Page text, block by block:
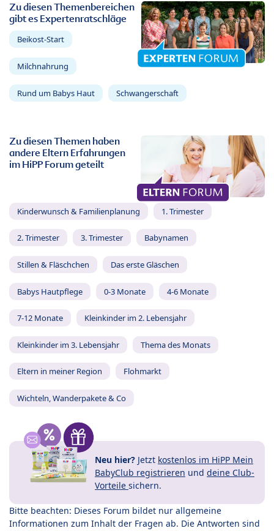
Zu diesen Themenbereichen
gibt es Expertenratschläge
Beikost-Start
Milchnahrung
Rund um Babys Haut Schwangerschaft
Zu diesen Themen haben
andere Eltern Erfahrungen
im HiPP Forum geteilt
Kinderwunsch & Familienplanung 1. Trimester
2. Trimester 3. Trimester Babynamen
Stillen & Fläschchen Das erste Gläschen
Babys Hautpflege 0-3 Monate 4-6 Monate
7-12 Monate Kleinkinder im 2. Lebensjahr
Kleinkinder im 3. Lebensjahr Thema des Monats
Eltern in meiner Region Flohmarkt
Wichteln, Wanderpakete & Co
Neu hier? Jetzt kostenlos im HiPP Mein
BabyClub registrieren und deine Club-
Vorteile sichern.
Bitte beachten: Dieses Forum bildet nur allgemeine
Informationen zum Inhalt der Fragen ab. Die Antworten sind